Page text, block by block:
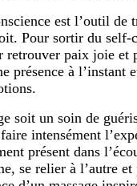
est l’outil de
Pour sortir du self-
retrouver paix joie et
présence à l’instant
soit un soin de
intensément
présent dans
se relier à l’autre